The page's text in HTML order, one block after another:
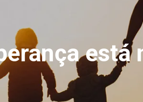
está